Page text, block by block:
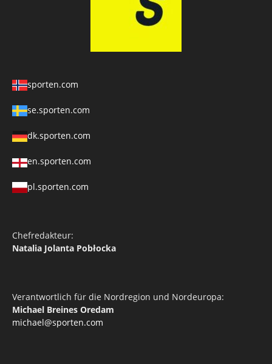
sporten.com
se.sporten.com
dk.sporten.com
en.sporten.com
pl.sporten.com
Chefredakteur:
Natalia Jolanta Pobłocka
Verantwortlich für die Nordregion und Nordeuropa:
Michael Breines Oredam
michael@sporten.com